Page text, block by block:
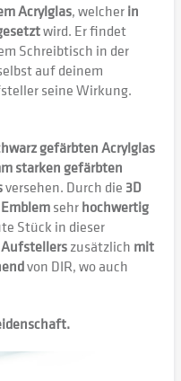
Acrylglas, welcherin
wird. Er findet
Schreibtisch in der
auf deinem
seine Wirkung.
gefärbten Acrylglas
starken gefärbten
versehen. Durch die 3D
sehrhochwertig
Stück in dieser
zusätzlich mit
von DIR, wo auch